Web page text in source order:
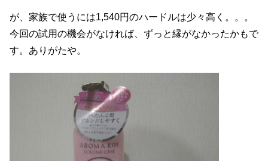
が、家族で使うには1,540円のハードルは少々高く。。。
今回の試用の機会がなければ、ずっと縁がなかったかもで
す。ありがたや。